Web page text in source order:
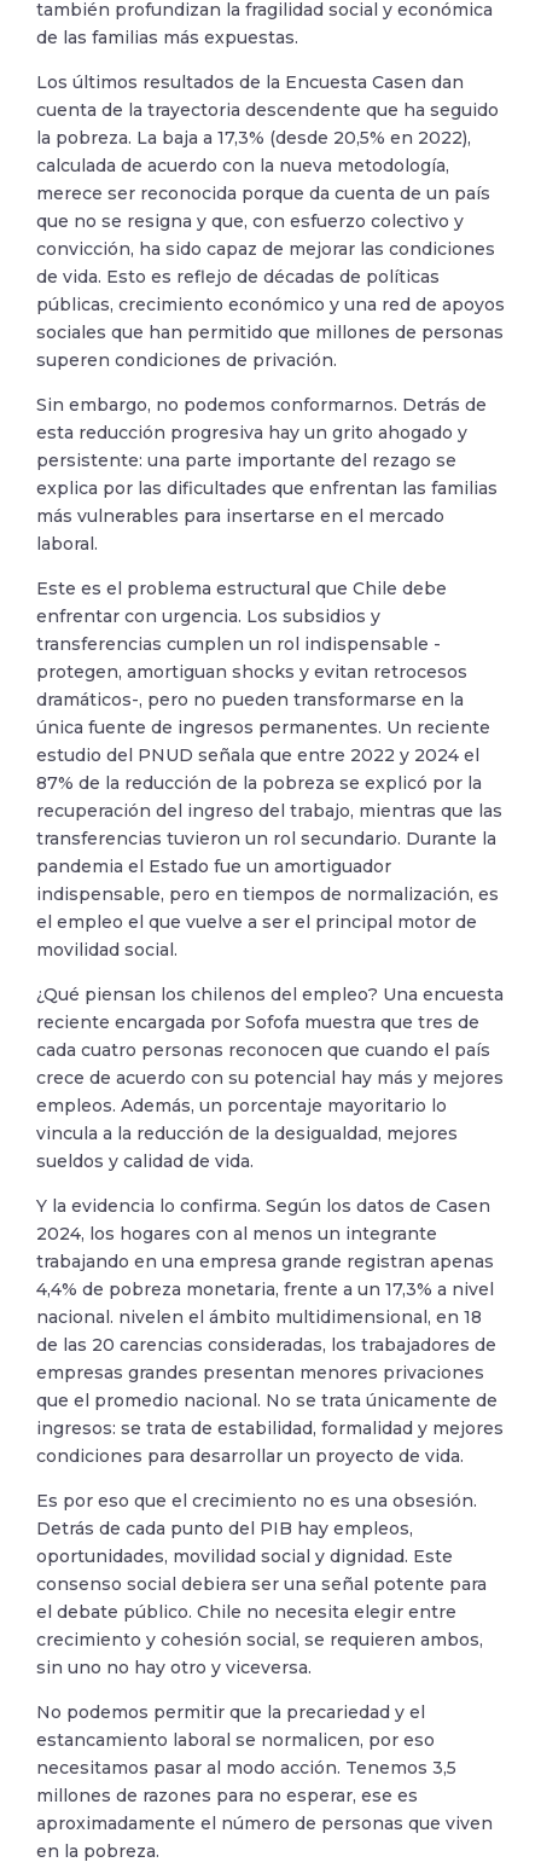
también profundizan la fragilidad social y económica
de las familias más expuestas.
Los últimos resultados de la Encuesta Casen dan
cuenta de la trayectoria descendente que ha seguido
la pobreza. La baja a 17,3% (desde 20,5% en 2022),
calculada de acuerdo con la nueva metodología,
merece ser reconocida porque da cuenta de un país
que no se resigna y que, con esfuerzo colectivo y
convicción, ha sido capaz de mejorar las condiciones
de vida. Esto es reflejo de décadas de políticas
públicas, crecimiento económico y una red de apoyos
sociales que han permitido que millones de personas
superen condiciones de privación.
Sin embargo, no podemos conformarnos. Detrás de
esta reducción progresiva hay un grito ahogado y
persistente: una parte importante del rezago se
explica por las dificultades que enfrentan las familias
más vulnerables para insertarse en el mercado
laboral.
Este es el problema estructural que Chile debe
enfrentar con urgencia. Los subsidios y
transferencias cumplen un rol indispensable -
protegen, amortiguan shocks y evitan retrocesos
dramáticos-, pero no pueden transformarse en la
única fuente de ingresos permanentes. Un reciente
estudio del PNUD señala que entre 2022 y 2024 el
87% de la reducción de la pobreza se explicó por la
recuperación del ingreso del trabajo, mientras que las
transferencias tuvieron un rol secundario. Durante la
pandemia el Estado fue un amortiguador
indispensable, pero en tiempos de normalización, es
el empleo el que vuelve a ser el principal motor de
movilidad social.
¿Qué piensan los chilenos del empleo? Una encuesta
reciente encargada por Sofofa muestra que tres de
cada cuatro personas reconocen que cuando el país
crece de acuerdo con su potencial hay más y mejores
empleos. Además, un porcentaje mayoritario lo
vincula a la reducción de la desigualdad, mejores
sueldos y calidad de vida.
Y la evidencia lo confirma. Según los datos de Casen
2024, los hogares con al menos un integrante
trabajando en una empresa grande registran apenas
4,4% de pobreza monetaria, frente a un 17,3% a nivel
nacional. nivelen el ámbito multidimensional, en 18
de las 20 carencias consideradas, los trabajadores de
empresas grandes presentan menores privaciones
que el promedio nacional. No se trata únicamente de
ingresos: se trata de estabilidad, formalidad y mejores
condiciones para desarrollar un proyecto de vida.
Es por eso que el crecimiento no es una obsesión.
Detrás de cada punto del PIB hay empleos,
oportunidades, movilidad social y dignidad. Este
consenso social debiera ser una señal potente para
el debate público. Chile no necesita elegir entre
crecimiento y cohesión social, se requieren ambos,
sin uno no hay otro y viceversa.
No podemos permitir que la precariedad y el
estancamiento laboral se normalicen, por eso
necesitamos pasar al modo acción. Tenemos 3,5
millones de razones para no esperar, ese es
aproximadamente el número de personas que viven
en la pobreza.